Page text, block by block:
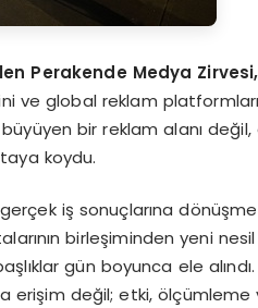
Perakende Medya Zirvesi,
ve global reklam
bir reklam alanı
koydu.
iş sonuçlarına
birleşiminden yeni
gün boyunca ele
değil; etki, ölçümleme